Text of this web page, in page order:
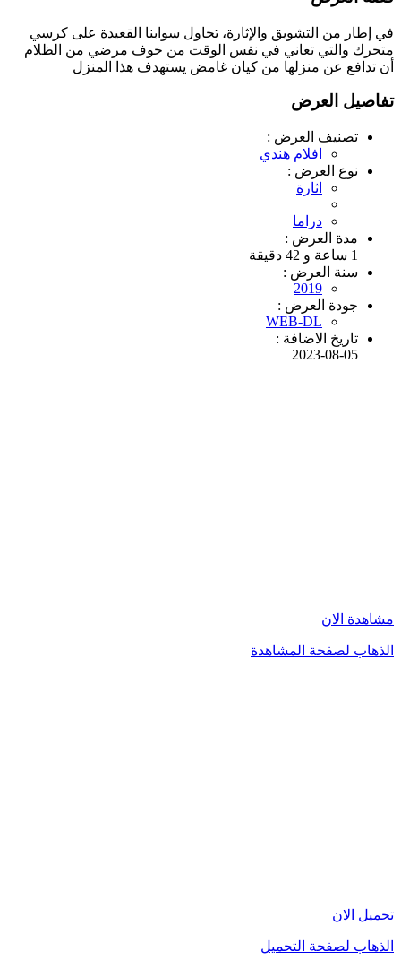
في إطار من التشويق واﻹثارة، تحاول سوابنا القعيدة على كرسي
متحرك والتي تعاني في نفس الوقت من خوف مرضي من الظلام
أن تدافع عن منزلها من كيان غامض يستهدف هذا المنزل
تفاصيل العرض
تصنيف العرض :
افلام هندي
نوع العرض :
اثارة
دراما
مدة العرض :
1 ساعة و 42 دقيقة
سنة العرض :
2019
جودة العرض :
WEB-DL
تاريخ الاضافة :
2023-08-05
مشاهدة الان
الذهاب لصفحة المشاهدة
تحميل الان
الذهاب لصفحة التحميل